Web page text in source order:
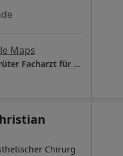
Maps
NOMI CLINIC Dr.med. Lukas M. Grüter Facharzt für Plastische- und Ästhetische Chirurgie
Chirurg